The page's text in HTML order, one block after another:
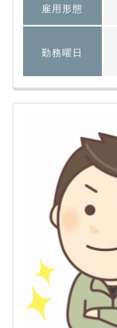
雇用形態
勤務曜日